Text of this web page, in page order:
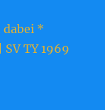
dabei *
TY 1969